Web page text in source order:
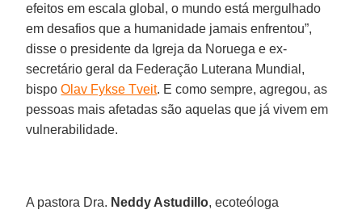
efeitos em escala global, o mundo está mergulhado
em desafios que a humanidade jamais enfrentou”,
disse o presidente da Igreja da Noruega e ex-
secretário geral da Federação Luterana Mundial,
bispoOlav Fykse Tveit. E como sempre, agregou, as
pessoas mais afetadas são aquelas que já vivem em
vulnerabilidade.
A pastora Dra. Neddy Astudillo, ecoteóloga